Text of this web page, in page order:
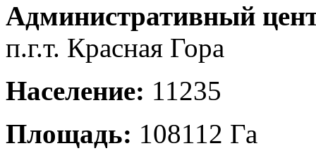
Административный
п.г.т. Красная Гора
Население: 11235
Площадь: 108112 Га